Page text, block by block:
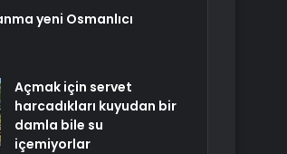
yeni Osmanlıcı
Açmak için servet
harcadıkları kuyudan bir
damla bile su
içemiyorlar